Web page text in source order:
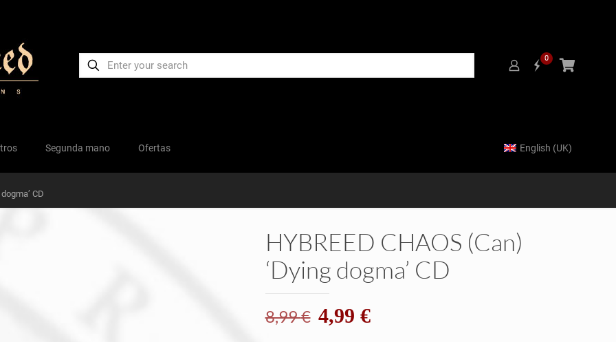
0
Segunda mano Ofertas English (UK)
CD
HYBREED CHAOS (Can)
‘Dying dogma’ CD
8,99€ El
4,99 €El